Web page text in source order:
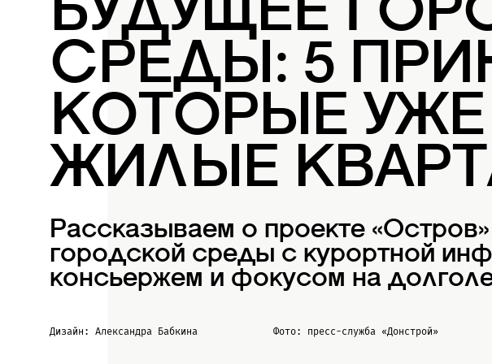
БУДУЩЕЕ
СРЕДЫ: 5
КОТОРЫЕ
ЖИЛЫЕ
Рассказываем о проекте
городской среды с курортной
консьержем и фокусом на
Дизайн: Александра Бабкина Фото: пресс-служба «Донстрой»